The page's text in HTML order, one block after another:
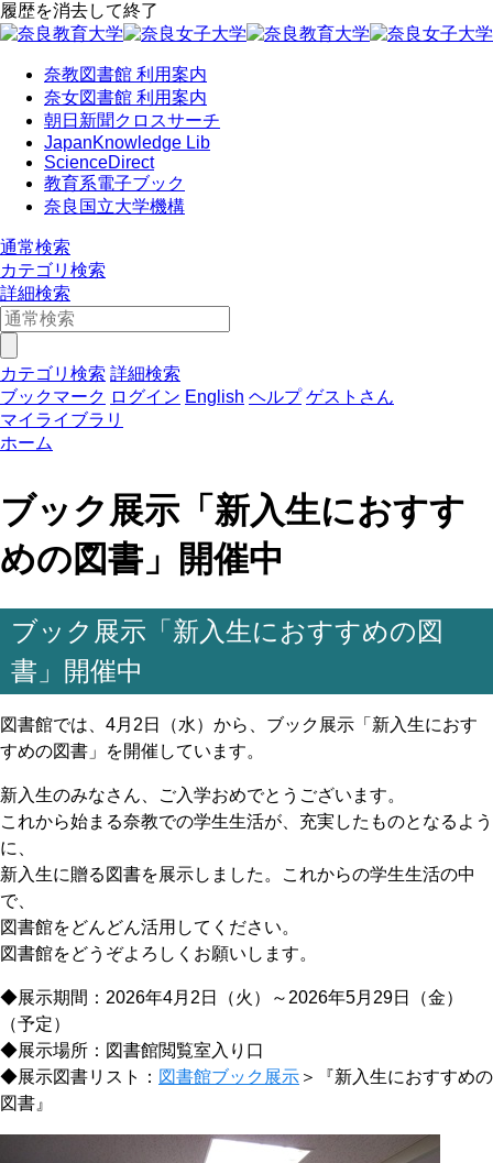
履歴を消去して終了
奈教図書館 利用案内
奈女図書館 利用案内
朝日新聞クロスサーチ
JapanKnowledge Lib
ScienceDirect
教育系電子ブック
奈良国立大学機構
通常検索
カテゴリ検索
詳細検索
カテゴリ検索 詳細検索
ブックマーク ログイン English ヘルプ ゲストさん
マイライブラリ
ホーム
ブック展示「新入生におすす
めの図書」開催中
ブック展示「新入生におすすめの図
書」開催中
図書館では、4月2日（水）から、ブック展示「新入生におす
すめの図書」を開催しています。
新入生のみなさん、ご入学おめでとうございます。
これから始まる奈教での学生生活が、充実したものとなるよう
に、
新入生に贈る図書を展示しました。これからの学生生活の中
で、
図書館をどんどん活用してください。
図書館をどうぞよろしくお願いします。
◆展示期間：2026年4月2日（火）～2026年5月29日（金）
（予定）
◆展示場所：図書館閲覧室入り口
◆展示図書リスト： 図書館ブック展示 ＞『新入生におすすめの
図書』